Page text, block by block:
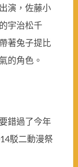
演，佐藤小
宇治松千
著兔子提比
的角色。
錯過了今年
駁二動漫祭